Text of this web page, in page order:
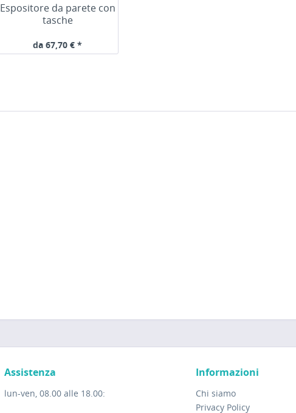
Espositore da parete con
tasche
da 67,70 € *
Assistenza
lun-ven, 08.00 alle 18.00:
Informazioni
Chi siamo
Privacy Policy